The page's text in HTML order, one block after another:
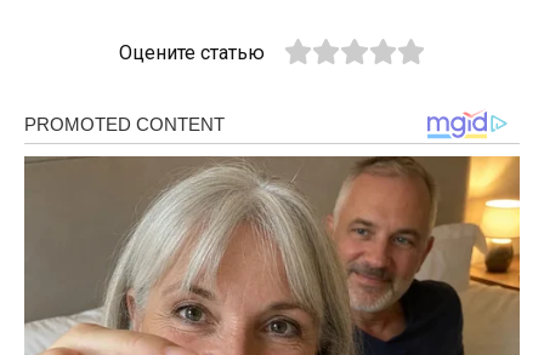
Оцените статью